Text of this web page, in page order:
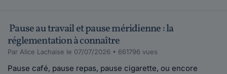
Pause au travail et pause méridienne : la
réglementation à connaître
Par Alice Lachaise le 07/07/2026 • 661796 vues
Pause café, pause repas, pause cigarette, ou encore